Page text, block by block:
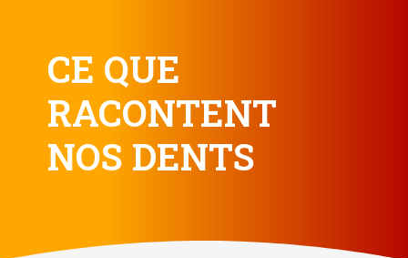
CE QUE
RACONTENT
NOS DENTS